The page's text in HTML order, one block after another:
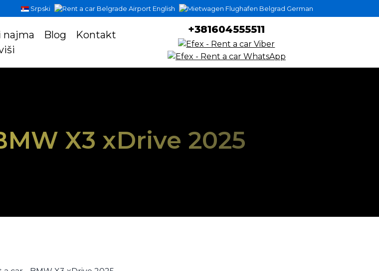
Srpski English German
najma Blog
Kontakt
+381604555511
X3 xDrive 2025